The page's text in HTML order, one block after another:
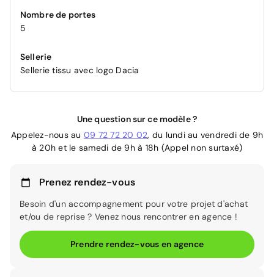
Nombre de portes
5
Sellerie
Sellerie tissu avec logo Dacia
Une question sur ce modèle ?
Appelez-nous au 09 72 72 20 02, du lundi au vendredi de 9h
à 20h et le samedi de 9h à 18h (Appel non surtaxé)
Prenez rendez-vous
Besoin d'un accompagnement pour votre projet d'achat
et/ou de reprise ? Venez nous rencontrer en agence !
Prendre rendez-vous en agence